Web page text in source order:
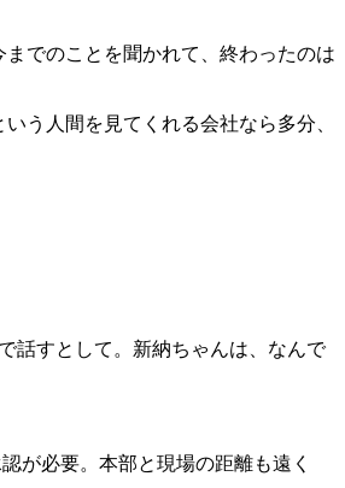
でのことを聞かれて、終わったのは
いう人間を見てくれる会社なら多分、
話すとして。新納ちゃんは、なんで
が必要。本部と現場の距離も遠く